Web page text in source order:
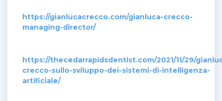
https://gianlucacrecco.com/gianluca-crecco-
managing-director/
https://thecedarrapidsdentist.com/2021/11/29/
crecco-sullo-sviluppo-dei-sistemi-di-intelligenza-
artificiale/